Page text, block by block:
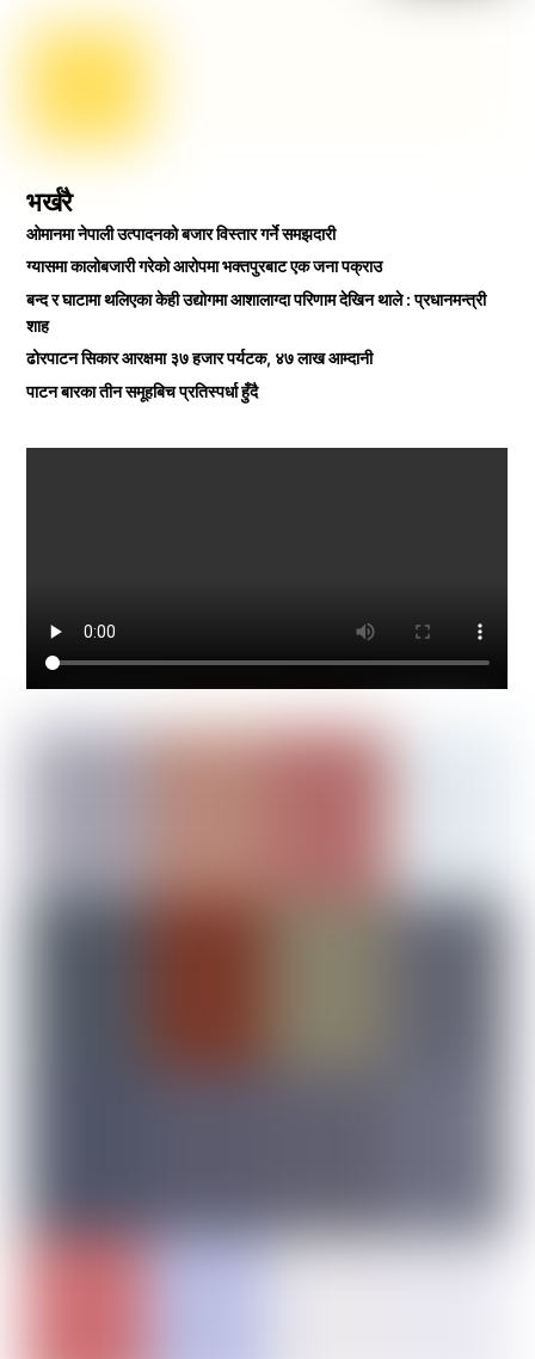
भर्खरै
ओमानमा नेपाली उत्पादनको बजार विस्तार गर्ने समझदारी
ग्यासमा कालोबजारी गरेको आरोपमा भक्तपुरबाट एक जना पक्राउ
बन्द र घाटामा थलिएका केही उद्योगमा आशालाग्दा परिणाम देखिन थाले : प्रधानमन्त्री
शाह
ढोरपाटन सिकार आरक्षमा ३७ हजार पर्यटक, ४७ लाख आम्दानी
पाटन बारका तीन समूहबिच प्रतिस्पर्धा हुँदै